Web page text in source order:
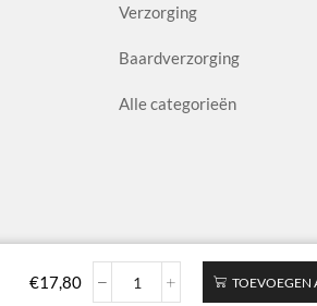
Verzorging
Baardverzorging
Alle categorieën
€17,80
Ice
TOEVOEGEN